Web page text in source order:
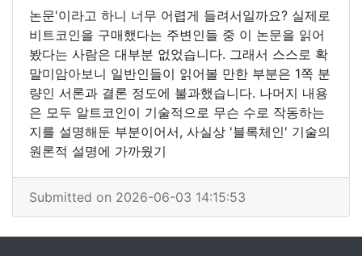
논문'이라고 하니 너무 어렵게 들려서일까요? 실제로
비트코인을 구매했다는 주변인들 중 이 논문을 읽어
봤다는 사람은 대부분 없었습니다. 그래서 스스로 확
말미암아보니 일반인들이 읽어볼 만한 부분은 1쪽 분
량인 서론과 결론 정도에 불과했습니다. 나머지 내용
은 모두 알트코인이 기술적으로 무슨 수로 작동하는
지를 설명해둔 부분이어서, 사실상 '블록체인' 기술의
원론적 설명에 가까웠기
Submitted on 2026-06-03 14:15:53